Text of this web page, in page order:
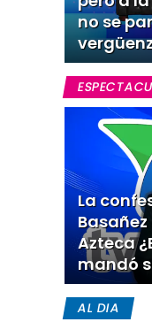
no se
La
Azteca
mandó
AL DIA